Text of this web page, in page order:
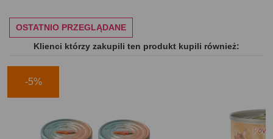
OSTATNIO PRZEGLĄDANE
Klienci którzy zakupili ten produkt kupili również:
-5%